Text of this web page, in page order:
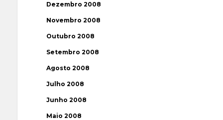
Dezembro 2008
Novembro 2008
Outubro 2008
Setembro 2008
Agosto 2008
Julho 2008
Junho 2008
Maio 2008